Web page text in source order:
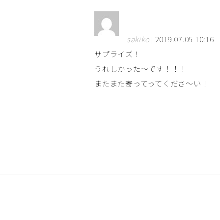
sakiko | 2019.07.05 10:16
サプライズ！
うれしかった～です！！！
またまた寄ってってくださ～い！